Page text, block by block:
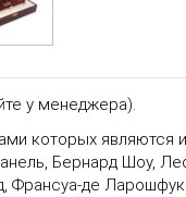
у менеджера).
которых
Бернард Шоу,
Франсуа-де